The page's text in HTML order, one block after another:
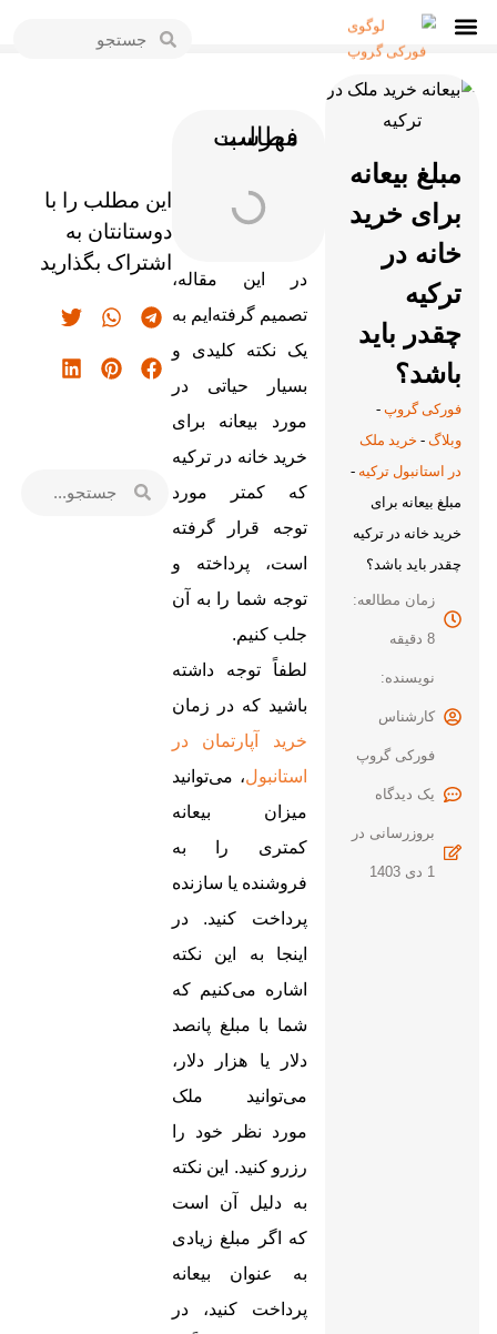
مبلغ بیعانه
برای خرید
خانه در
ترکیه
چقدر باید
باشد؟
فورکی گروپ -
وبلاگ - خرید ملک
در استانبول ترکیه -
مبلغ بیعانه برای
خرید خانه در ترکیه
چقدر باید باشد؟
زمان مطالعه:
8 دقیقه
نویسنده:
کارشناس
فورکی گروپ
یک
بروزرسانی در
1 دی 1403
فهرست مطالب
در این مقاله،
تصمیم گرفته‌ایم به
یک نکته کلیدی و
بسیار حیاتی در
مورد بیعانه برای
خرید خانه در ترکیه
که کمتر مورد
توجه قرار گرفته
است، پرداخته و
توجه شما را به آن
جلب کنیم.
لطفاً توجه داشته
باشید که در زمان
خرید آپارتمان در
استانبول، می‌توانید
میزان بیعانه
کمتری را به
فروشنده یا سازنده
پرداخت کنید. در
اینجا به این نکته
اشاره می‌کنیم که
شما با مبلغ پانصد
دلار یا هزار دلار،
می‌توانید ملک
مورد نظر خود را
رزرو کنید. این نکته
به دلیل آن است
که اگر مبلغ زیادی
به عنوان بیعانه
پرداخت کنید، در
این مطلب را با
دوستانتان به
اشتراک بگذارید